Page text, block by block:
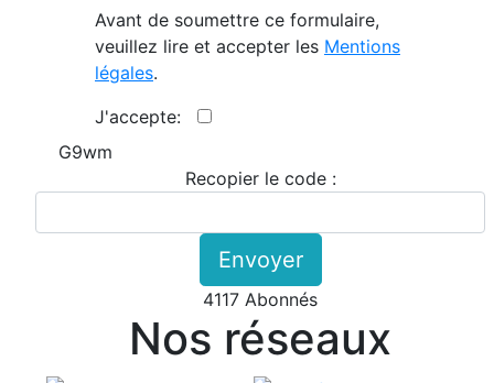
Avant de soumettre ce formulaire,
veuillez lire et accepter les Mentions
légales.
J'accepte:
G9wm
Recopier le code :
Envoyer
4117 Abonnés
Nos réseaux